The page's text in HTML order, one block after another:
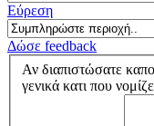
Εύρεση
Δώσε feedback
Αν διαπιστώσατε
γενικά κατι που